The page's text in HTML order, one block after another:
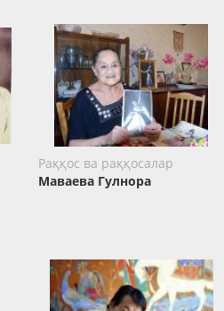
Раққос ва раққосалар
Маваева Гулнора